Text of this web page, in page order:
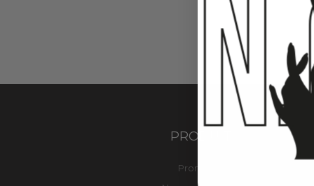
PRODUITS
Promotions